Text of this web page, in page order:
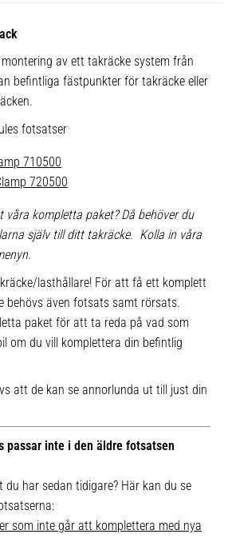
av ett takräcke system från
befintliga fästpunkter för takräcke eller
fotsatser
710500
720500
våra kompletta paket? Då behöver du
själv till ditt takräcke. Kolla in våra
lasthållare! För att få ett komplett
behövs även fotsats samt rörsats.
paket för att ta reda på vad som
om du vill komplettera din befintlig
att de kan se annorlunda ut till just din
passar inte i den äldre fotsatsen
du har sedan tidigare? Här kan du se
som inte går att komplettera med nya